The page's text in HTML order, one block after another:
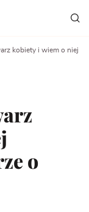
kobiety i wiem o niej
o